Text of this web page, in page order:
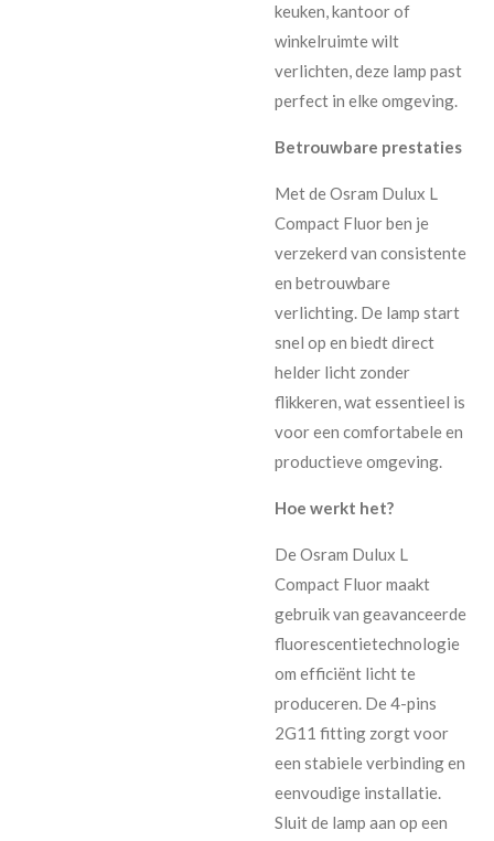
keuken, kantoor of
winkelruimte wilt
verlichten, deze lamp past
perfect in elke omgeving.
Betrouwbare prestaties
Met de Osram Dulux L
Compact Fluor ben je
verzekerd van consistente
en betrouwbare
verlichting. De lamp start
snel op en biedt direct
helder licht zonder
flikkeren, wat essentieel is
voor een comfortabele en
productieve omgeving.
Hoe werkt het?
De Osram Dulux L
Compact Fluor maakt
gebruik van geavanceerde
fluorescentietechnologie
om efficiënt licht te
produceren. De 4-pins
2G11 fitting zorgt voor
een stabiele verbinding en
eenvoudige installatie.
Sluit de lamp aan op een